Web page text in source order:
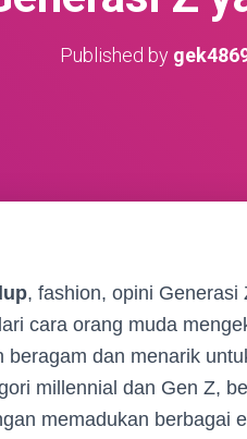
Published by
, fashion, opini Generasi
cara orang muda
dan menarik
millennial dan Gen Z,
memadukan berbagai